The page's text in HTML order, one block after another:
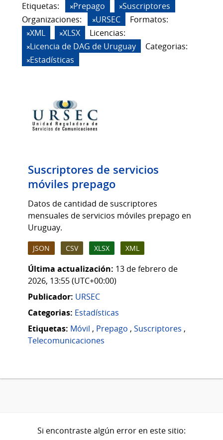
Etiquetas: Prepago
Suscriptores
Organizaciones:
URSEC
Formatos:
XML
XLSX
Licencias:
Licencia de DAG de Uruguay
Categorias:
Estadísticas
Suscriptores de servicios
móviles prepago
Datos de cantidad de suscriptores
mensuales de servicios móviles prepago en
Uruguay.
JSON CSV XLSX XML
Última actualización: 13 de febrero de
2026, 13:55 (UTC+00:00)
Publicador: URSEC
Categorias: Estadísticas
Etiquetas: Móvil , Prepago , Suscriptores ,
Telecomunicaciones
Si encontraste algún error en este sitio: